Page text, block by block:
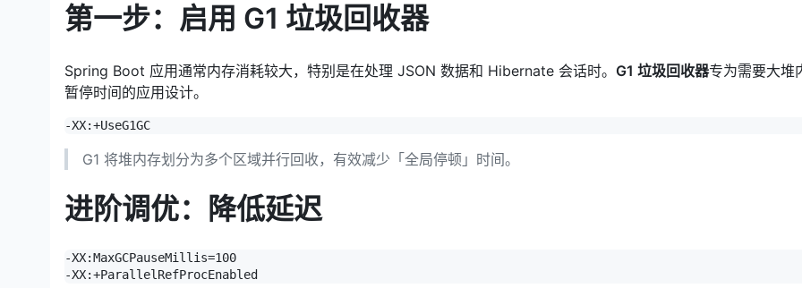
第一步：启用 G1 垃圾回收器
Spring Boot 应用通常内存消耗较大，特别是在处理 JSON 数据和 Hibernate 会话时。 G1 垃圾回收器专为需要大堆
暂停时间的应用设计。
-XX:+UseG1GC
G1 将堆内存划分为多个区域并行回收，有效减少「全局停顿」时间。
进阶调优：降低延迟
-XX:MaxGCPauseMillis=100
-XX:+ParallelRefProcEnabled